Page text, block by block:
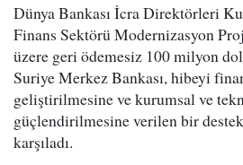
Dünya Bankası İcra Direktörleri
Finans Sektörü Modernizasyon
üzere geri ödemesiz 100 milyon
Suriye Merkez Bankası, hibeyi
geliştirilmesine ve kurumsal ve
güçlendirilmesine verilen bir
karşıladı.